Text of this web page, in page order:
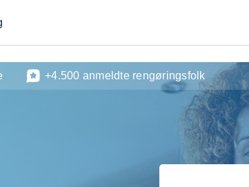
+4.500 anmeldte rengøringsfolk